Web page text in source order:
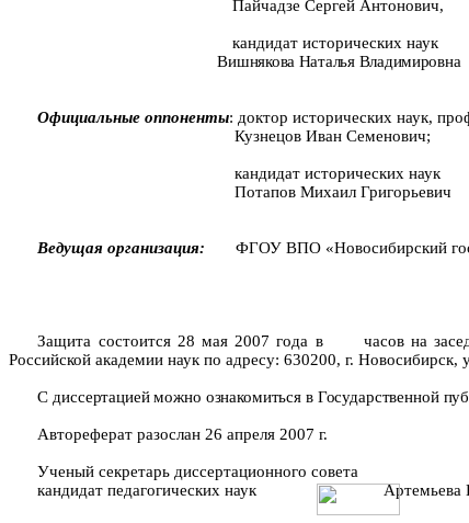
Пайчадзе Сергей Антонович,
кандидат исторических наук
Вишнякова Наталья Владимировна
Официальные оппоненты: доктор исторических наук,
Кузнецов Иван Семенович;
кандидат исторических наук
Потапов Михаил Григорьевич
Ведущая организация: ФГОУ ВПО «Новосибирский
Защита состоится 28 мая 2007 года в
часов на
Российской академии наук по адресу: 630200, г. Новосибирск,
С диссертацией можно ознакомиться в Государственной
Автореферат разослан 26 апреля 2007 г.
Ученый секретарь диссертационного совета
кандидат педагогических наук
Артемьева